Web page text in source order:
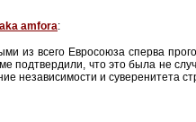
amfora:
из всего Евросоюза сперва
подтвердили, что это была не
независимости и суверенитета